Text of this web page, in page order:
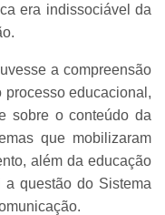
era indissociável da
a compreensão
educacional,
sobre o conteúdo da
que mobilizaram
além da educação
questão do Sistema